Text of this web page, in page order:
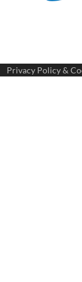
Privacy Policy &